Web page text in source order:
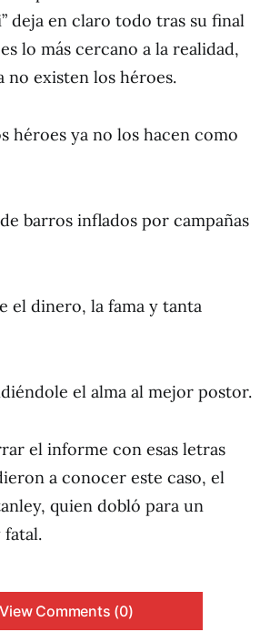
deja en claro todo tras su final
lo más cercano a la realidad,
no existen los héroes.
héroes ya no los hacen como
barros inflados por campañas
el dinero, la fama y tanta
el alma al mejor postor.
el informe con esas letras
a conocer este caso, el
quien dobló para un
View Comments (0)